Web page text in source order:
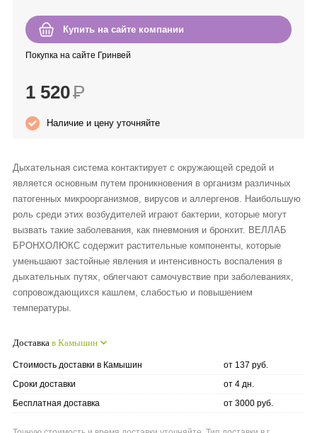
Anny Rey
Intilia
Happy Dew
Enjoy Care
Green Minds
Купить на сайте компании
Покупка на сайте Гринвей
1 520Р
Наличие и цену уточняйте
Дыхательная система контактирует с окружающей средой и
является основным путем проникновения в организм различных
патогенных микроорганизмов, вирусов и аллергенов. Наибольшую
роль среди этих возбудителей играют бактерии, которые могут
вызвать такие заболевания, как пневмония и бронхит. ВЕЛЛАБ
БРОНХОЛЮКС содержит растительные компоненты, которые
уменьшают застойные явления и интенсивность воспаления в
дыхательных путях, облегчают самочувствие при заболеваниях,
сопровождающихся кашлем, слабостью и повышением
температуры.
Доставка в Камышин
Стоимость доставки в Камышин
от 137 руб.
Сроки доставки
от 4 дн.
Бесплатная доставка
от 3000 руб.